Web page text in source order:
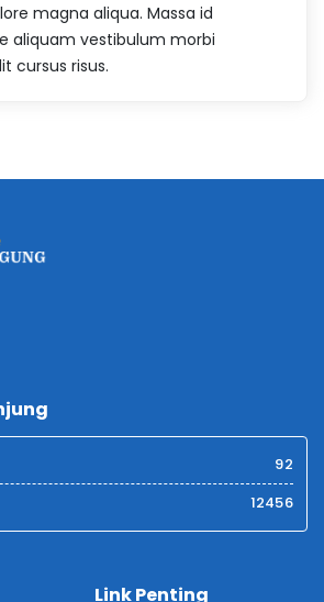
magna aliqua. Massa id
aliquam vestibulum morbi
cursus risus.
92
12456
Link Penting